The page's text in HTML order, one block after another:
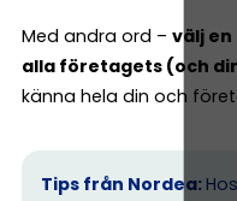
Med andra ord – välj en
alla företagets (och
känna hela din och
Tips från Nordea: